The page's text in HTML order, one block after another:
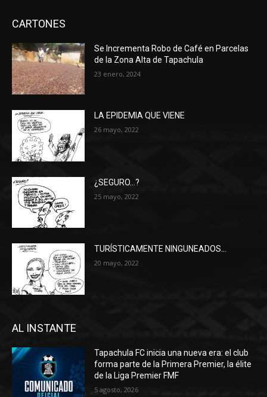
CARTONES
Se Incrementa Robo de Café en Parcelas
de la Zona Alta de Tapachula
23 enero, 2024
LA EPIDEMIA QUE VIENE
26 mayo, 2022
¿SEGURO…?
25 mayo, 2022
TURÍSTICAMENTE NINGUNEADOS…
20 mayo, 2022
AL INSTANTE
Tapachula FC inicia una nueva era: el club
forma parte de la Primera Premier, la élite
de la Liga Premier FMF
5 agosto, 2026